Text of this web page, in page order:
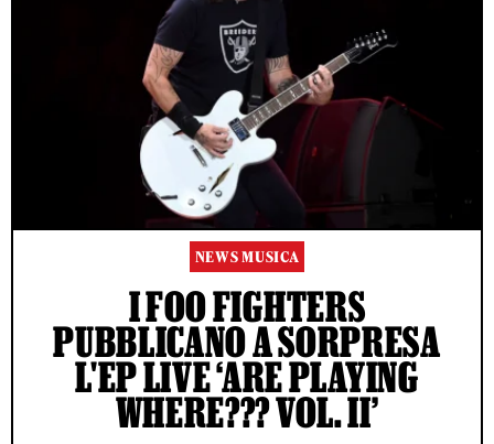
NEWS MUSICA
I FOO FIGHTERS
PUBBLICANO A SORPRESA
L'EP LIVE ‘ARE PLAYING
WHERE??? VOL. II’